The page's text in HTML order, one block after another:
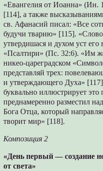
«Евангелия от Иоанна» (Ин.
[114], а также
св. Афанасий писал: «Все
будучи тварию» [115].
утвердишася и духом уст
«Псалтири» (Пс. 32:6). «Им
никео-цареградском
представляй трех:
и утверждающего Духа»
буквально иллюстрирует это
преднамеренно разместил
Бога Отца, который
творит мир» [118].
Композиция 2
«День первый — создание
от света»